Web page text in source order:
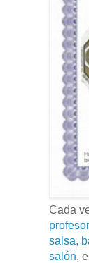
Cada
salsa,
salón,